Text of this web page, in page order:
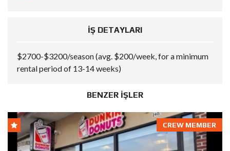
İŞ DETAYLARI
$2700-$3200/season (avg. $200/week, for a minimum
rental period of 13-14 weeks)
BENZER İŞLER
CREW MEMBER